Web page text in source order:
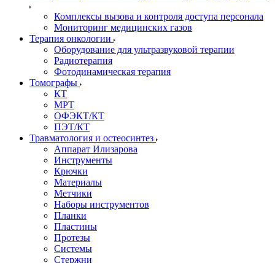
Комплексы вызова и контроля доступа персонала
Мониторинг медицинских газов
Терапия онкологии
Оборудование для ультразвуковой терапии
Радиотерапия
Фотодинамическая терапия
Томографы
КТ
МРТ
ОФЭКТ/КТ
ПЭТ/КТ
Травматология и остеосинтез
Аппарат Илизарова
Инструменты
Крючки
Материалы
Метчики
Наборы инструментов
Планки
Пластины
Протезы
Системы
Стержни